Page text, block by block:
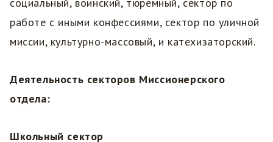
работе с иными конфессиями, сектор по уличной
миссии, культурно-массовый, и катехизаторский.
Деятельность секторов Миссионерского
отдела:
Школьный сектор